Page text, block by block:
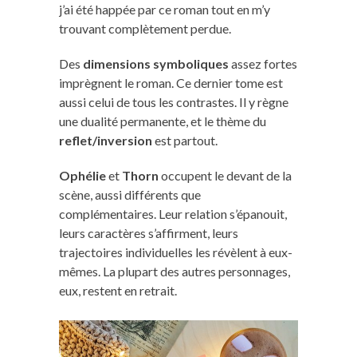
j’ai été happée par ce roman tout en m’y
trouvant complètement perdue.
Des dimensions symboliques assez fortes
imprègnent le roman. Ce dernier tome est
aussi celui de tous les contrastes. Il y règne
une dualité permanente, et le thème du
reflet/inversion est partout.
Ophélieet Thorn occupent le devant de la
scène, aussi différents que
complémentaires. Leur relation s’épanouit,
leurs caractères s’affirment, leurs
trajectoires individuelles les révèlent à eux-
mêmes. La plupart des autres personnages,
eux, restent en retrait.